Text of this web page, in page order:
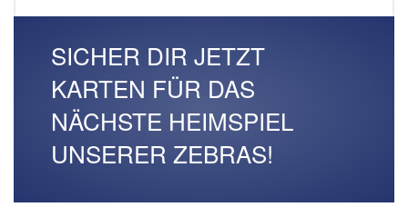
SICHER DIR JETZT
KARTEN FÜR DAS
NÄCHSTE HEIMSPIEL
UNSERER ZEBRAS!